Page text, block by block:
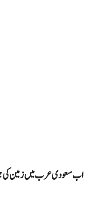
اب سعودی عرب میں زمین کی